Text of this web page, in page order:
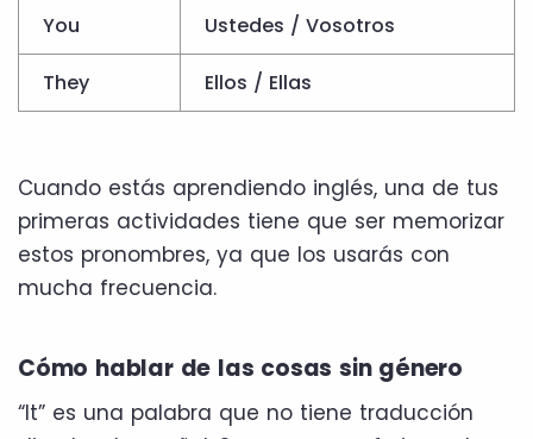
You Ustedes / Vosotros
They Ellos / Ellas
Cuando estás aprendiendo inglés, una de tus
primeras actividades tiene que ser memorizar
estos pronombres, ya que los usarás con
mucha frecuencia.
Cómo hablar de las cosas sin género
“It” es una palabra que no tiene traducción